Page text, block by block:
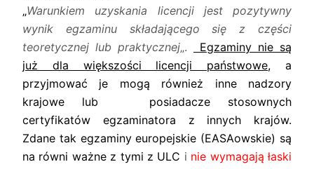
„Warunkiem uzyskania licencji jest pozytywny
wynik egzaminu składającego się z części
teoretycznej lub praktycznej„.
Egzaminy nie są
już dla większości licencji państwowe, a
przyjmować je mogą również inne nadzory
krajowe lub posiadacze stosownych
certyfikatów egzaminatora z innych krajów.
Zdane tak egzaminy europejskie (EASAowskie) są
na równi ważne z tymi z ULC i nie wymagają łaski